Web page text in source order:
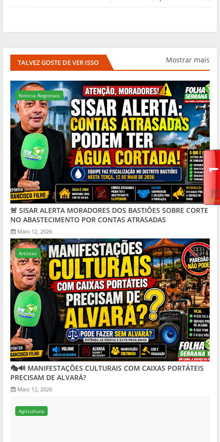
TALVEZ GOSTE DE VER ISSO Mostrar mais
Noticia Regionais
🚨 SISAR ALERTA MORADORES DOS BASTIÕES SOBRE CORTE
NO ABASTECIMENTO POR CONTAS ATRASADAS
Maio 12, 2026
Artistas
🎭🔊 MANIFESTAÇÕES CULTURAIS COM CAIXAS PORTÁTEIS
PRECISAM DE ALVARÁ?
Maio 12, 2026
Agricultura